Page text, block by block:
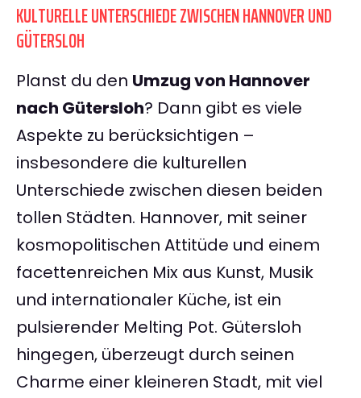
KULTURELLE UNTERSCHIEDE ZWISCHEN HANNOVER UND
GÜTERSLOH
Planst du den Umzug von Hannover
nach Gütersloh? Dann gibt es viele
Aspekte zu berücksichtigen –
insbesondere die kulturellen
Unterschiede zwischen diesen beiden
tollen Städten. Hannover, mit seiner
kosmopolitischen Attitüde und einem
facettenreichen Mix aus Kunst, Musik
und internationaler Küche, ist ein
pulsierender Melting Pot. Gütersloh
hingegen, überzeugt durch seinen
Charme einer kleineren Stadt, mit viel